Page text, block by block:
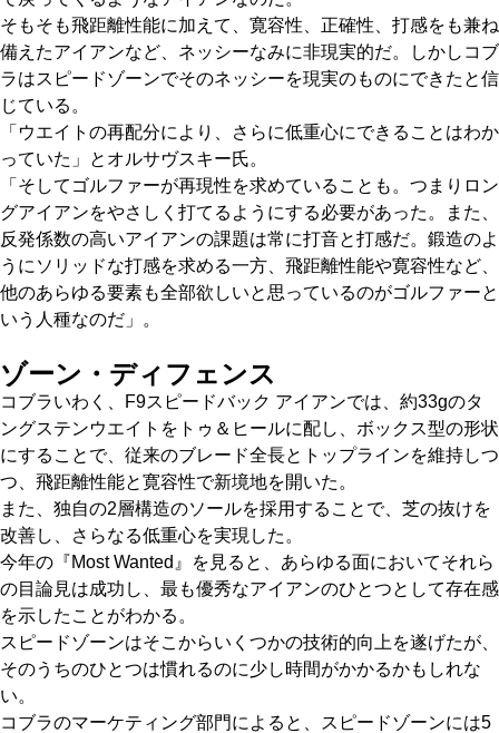
そもそも飛距離性能に加えて、寛容性、正確性、打感をも兼ね
備えたアイアンなど、ネッシーなみに非現実的だ。しかしコブ
ラはスピードゾーンでそのネッシーを現実のものにできたと信
じている。
「ウエイトの再配分により、さらに低重心にできることはわか
っていた」とオルサヴスキー氏。
「そしてゴルファーが再現性を求めていることも。つまりロン
グアイアンをやさしく打てるようにする必要があった。また、
反発係数の高いアイアンの課題は常に打音と打感だ。鍛造のよ
うにソリッドな打感を求める一方、飛距離性能や寛容性など、
他のあらゆる要素も全部欲しいと思っているのがゴルファーと
いう人種なのだ」。
ゾーン・ディフェンス
コブラいわく、F9スピードバック アイアンでは、約33gのタ
ングステンウエイトをトゥ＆ヒールに配し、ボックス型の形状
にすることで、従来のブレード全長とトップラインを維持しつ
つ、飛距離性能と寛容性で新境地を開いた。
また、独自の2層構造のソールを採用することで、芝の抜けを
改善し、さらなる低重心を実現した。
今年の『Most Wanted』を見ると、あらゆる面においてそれら
の目論見は成功し、最も優秀なアイアンのひとつとして存在感
を示したことがわかる。
スピードゾーンはそこからいくつかの技術的向上を遂げたが、
そのうちのひとつは慣れるのに少し時間がかかるかもしれな
い。
コブラのマーケティング部門によると、スピードゾーンには5